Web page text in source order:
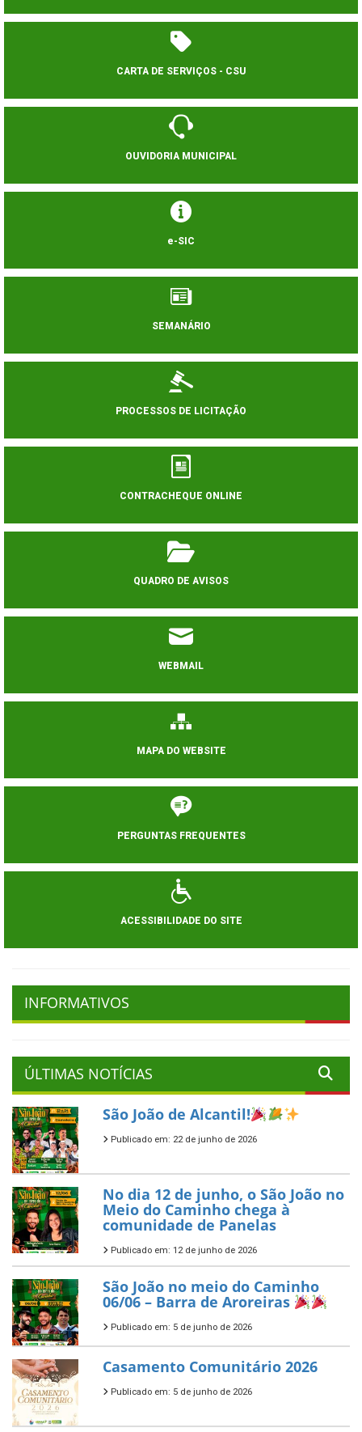
CARTA DE SERVIÇOS - CSU
OUVIDORIA MUNICIPAL
e-SIC
SEMANÁRIO
PROCESSOS DE LICITAÇÃO
CONTRACHEQUE ONLINE
QUADRO DE AVISOS
WEBMAIL
MAPA DO WEBSITE
PERGUNTAS FREQUENTES
ACESSIBILIDADE DO SITE
INFORMATIVOS
ÚLTIMAS NOTÍCIAS
São João de Alcantil!
Publicado em: 22 de junho de 2026
No dia 12 de junho, o São João no
Meio do Caminho chega à
comunidade de Panelas
Publicado em: 12 de junho de 2026
São João no meio do Caminho
06/06 – Barra de Aroreiras
Publicado em: 5 de junho de 2026
Casamento Comunitário 2026
Publicado em: 5 de junho de 2026